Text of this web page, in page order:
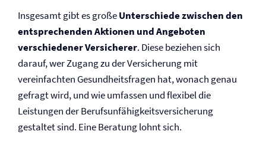
Insgesamt gibt es großeUnterschiede zwischen den
entsprechenden Aktionen und Angeboten
verschiedener Versicherer. Diese beziehen sich
darauf, wer Zugang zu der Versicherung mit
vereinfachten Gesundheitsfragen hat, wonach genau
gefragt wird, und wie umfassen und flexibel die
Leistungen der Berufs­unfähigkeits­versicherung
gestaltet sind. Eine Beratung lohnt sich.